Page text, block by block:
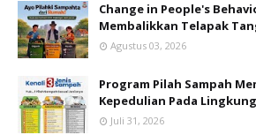
Change in People's
Membalikkan Telapak
Agustus 03, 2026
Program Pilah Sampah
Kepedulian Pada
Juli 31, 2026